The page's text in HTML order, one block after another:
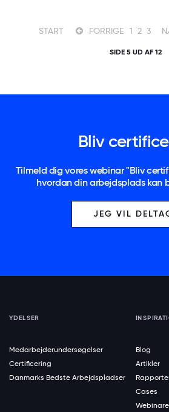
START FORRIGE 1 2 3
SIDE 5 UD AF 12
Bliv
Tilmeld dig vores webinar "Bliv
hvordan din arbejdsplads kan
JEG VIL
YDELSER
Medarbejderundersøgelser
Certificering
Danmarks Bedste Arbejdspladser
Blog
Artikler
Cases